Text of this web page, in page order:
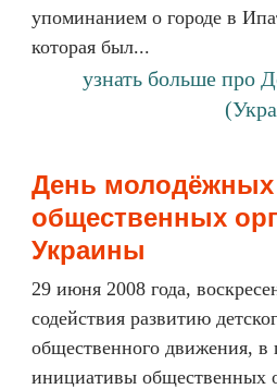
упоминанием о городе в
которая был...
узнать больше про
День молодёжных
общественных
Украины
29 июня 2008 года,
содействия развитию
общественного движения, в
инициативы общественных